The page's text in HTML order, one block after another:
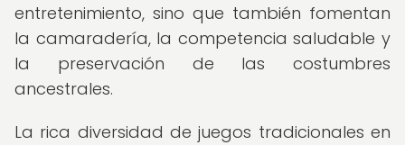
entretenimiento, sino que también fomentan
la camaradería, la competencia saludable y
la preservación de las costumbres
ancestrales.
La rica diversidad de juegos tradicionales en